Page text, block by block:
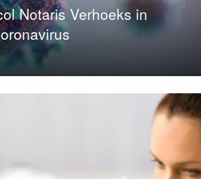
Notaris Verhoeks in